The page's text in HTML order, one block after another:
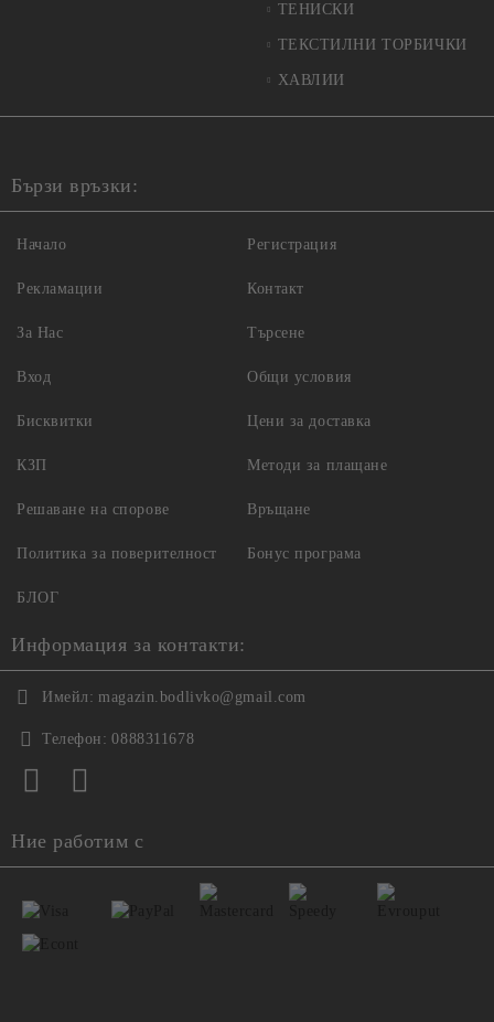
ТЕНИСКИ
ТЕКСТИЛНИ ТОРБИЧКИ
ХАВЛИИ
Бързи връзки:
Начало
Рекламации
За Нас
Вход
Регистрация
Контакт
Търсене
Общи условия
Бисквитки
КЗП
Решаване на спорове
Политика за поверителност
Цени за доставка
Методи за плащане
Връщане
Бонус програма
БЛОГ
Информация за контакти:
Имейл: magazin.bodlivko@gmail.com
Телефон: 0888311678
Ние работим с